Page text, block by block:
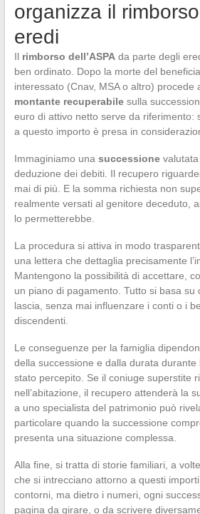
organizza il
eredi
Il rimborso dell’ASPAda parte degli
ben ordinato. Dopo la morte del
interessato (Cnav, MSA o altro) procede
montante recuperabilesulla
euro di attivo netto serve da riferimento:
a questo importo è presa in
Immaginiamo una successionevalutata
deduzione dei debiti. Il recupero
mai di più. E la somma richiesta non
realmente versati al genitore deceduto,
lo permetterebbe.
La procedura si attiva in modo
una lettera che dettaglia precisamente
Mantengono la possibilità di accettare,
un piano di pagamento. Tutto si basa su
lascia, senza mai influenzare i conti o i
discendenti.
Le conseguenze per la famiglia
della successione e dalla durata durante
stato percepito. Se il coniuge superstite
nell’abitazione, il recupero attenderà la
a uno specialista del patrimonio può
particolare quando la successione
presenta una situazione complessa.
Alla fine, si tratta di storie familiari, a
che si intrecciano attorno a questi
contorni, ma dietro i numeri, ogni
pagina da girare, o da scrivere